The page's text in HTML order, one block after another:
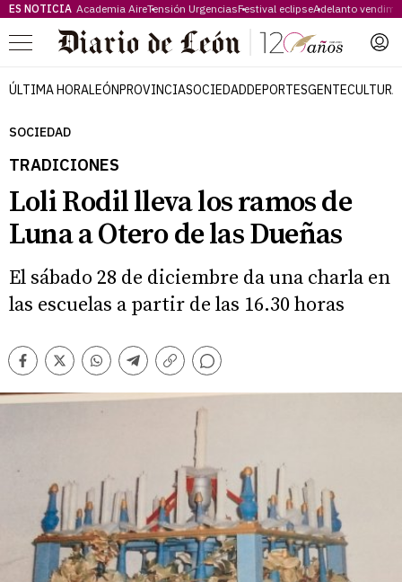
ES NOTICIA Academia AireTensión UrgenciasFestival eclipseAdelanto
Menú
ÚLTIMA HORALEÓNPROVINCIASOCIEDADDEPORTESGENTECULTURA
SOCIEDAD
TRADICIONES
Loli Rodil lleva los ramos de
Luna a Otero de las Dueñas
El sábado 28 de diciembre da una charla en
las escuelas a partir de las 16.30 horas
Facebook
TwitterWhatsappTelegram
Copiar
Comentarios